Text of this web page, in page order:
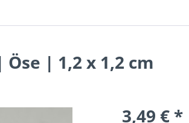
| 1,2 x 1,2 cm
3,49 € *